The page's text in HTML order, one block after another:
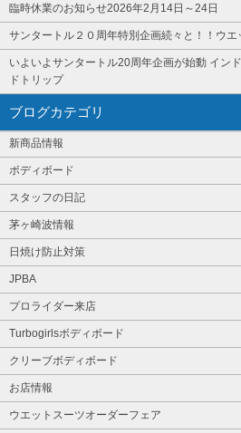
臨時休業のお知らせ2026年2月14日～24日
サンタートル２０周年特別企画続々と！！ウエ
いよいよサンタートル20周年企画が始動 イン
ドトリップ
ブログカテゴリ
新商品情報
ボディボード
スタッフの日記
茅ヶ崎波情報
日焼け防止対策
JPBA
プロライダー来店
Turbogirlsボディボード
クリーブボディボード
お店情報
ウエットスーツオーダーフェア